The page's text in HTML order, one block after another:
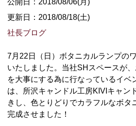
公開日：2018/08/06(月)
更新日：2018/08/18(土)
社長ブログ
7月22日（日）ボタニカルランプの
いたしました。当社SHスペースが
を大事にする為に行なっているイベ
は、所沢キャンドル工房KIVIキャン
きし、色とりどりでカラフルなボタ
完成させました！